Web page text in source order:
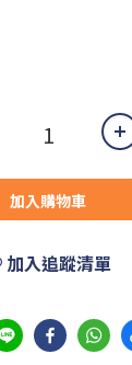
加入購物車
加入追蹤清單